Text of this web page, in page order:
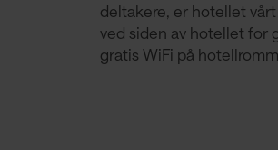
deltakere, er hotellet
ved siden av hotellet for
gratis WiFi på